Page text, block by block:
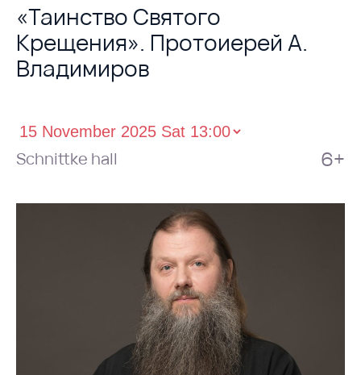
«Таинство Святого
Крещения». Протоиерей А.
Владимиров
Schnittke hall 6+